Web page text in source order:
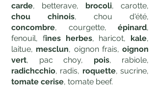
carde, betterave, brocoli, carotte,
chou
chinois, chou d'été,
concombre, courgette, épinard,
fenouil, fines herbes, haricot, kale,
laitue, mesclun, oignon frais, oignon
vert, pac choy, pois, rabiole,
radichcchio, radis, roquette, sucrine,
tomate cerise, tomate beef.